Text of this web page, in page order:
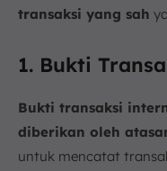
transaksi yang sah
1. Bukti
Bukti transaksi
diberikan oleh
untuk mencatat